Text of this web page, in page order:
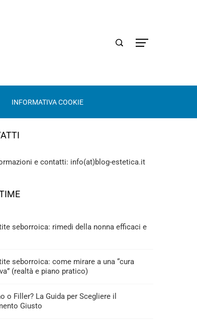
INFORMATIVA COOKIE
e contatti: info(at)blog-estetica.it
seborroica: rimedi della nonna efficaci e
seborroica: come mirare a una “cura
(realtà e piano pratico)
o Filler? La Guida per Scegliere il
Giusto